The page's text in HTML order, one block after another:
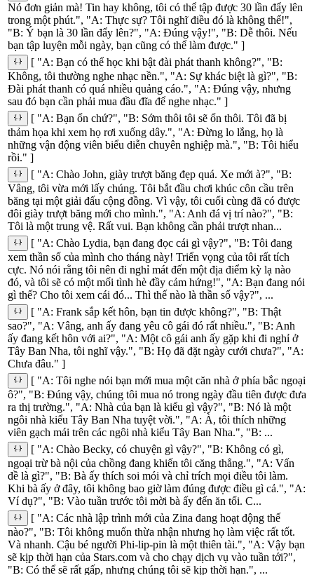
Nó đơn giản mà! Tin hay không, tôi có thể tập được 30 lần đẩy lên
trong một phút.", "A: Thực sự? Tôi nghĩ điều đó là không thể!",
"B: Ý bạn là 30 lần đẩy lên?", "A: Đúng vậy!", "B: Dễ thôi. Nếu
bạn tập luyện mỗi ngày, bạn cũng có thể làm được." ]
[ "A: Bạn có thể học khi bật đài phát thanh không?", "B:
Không, tôi thường nghe nhạc nền.", "A: Sự khác biệt là gì?", "B:
Đài phát thanh có quá nhiều quảng cáo.", "A: Đúng vậy, nhưng
sau đó bạn cần phải mua đầu đĩa để nghe nhạc." ]
[ "A: Bạn ổn chứ?", "B: Sớm thôi tôi sẽ ổn thôi. Tôi đã bị
thảm họa khi xem họ rơi xuống dây.", "A: Đừng lo lắng, họ là
những vận động viên biểu diễn chuyên nghiệp mà.", "B: Tôi hiểu
rồi." ]
[ "A: Chào John, giày trượt băng đẹp quá. Xe mới à?", "B:
Vâng, tôi vừa mới lấy chúng. Tôi bắt đầu chơi khúc côn cầu trên
băng tại một giải đấu cộng đồng. Vì vậy, tôi cuối cùng đã có được
đôi giày trượt băng mới cho mình.", "A: Anh đá vị trí nào?", "B:
Tôi là một trung vệ. Rất vui. Bạn không cần phải trượt nhan...
[ "A: Chào Lydia, bạn đang đọc cái gì vậy?", "B: Tôi đang
xem thần số của mình cho tháng này! Triển vọng của tôi rất tích
cực. Nó nói rằng tôi nên đi nghỉ mát đến một địa điểm kỳ lạ nào
đó, và tôi sẽ có một mối tình hè đầy cảm hứng!", "A: Bạn đang nói
gì thế? Cho tôi xem cái đó... Thì thế nào là thần số vậy?", ...
[ "A: Frank sắp kết hôn, bạn tin được không?", "B: Thật
sao?", "A: Vâng, anh ấy đang yêu cô gái đó rất nhiều.", "B: Anh
ấy đang kết hôn với ai?", "A: Một cô gái anh ấy gặp khi đi nghỉ ở
Tây Ban Nha, tôi nghĩ vậy.", "B: Họ đã đặt ngày cưới chưa?", "A:
Chưa đâu." ]
[ "A: Tôi nghe nói bạn mới mua một căn nhà ở phía bắc ngoại
ô?", "B: Đúng vậy, chúng tôi mua nó trong ngày đầu tiên được đưa
ra thị trường.", "A: Nhà của bạn là kiểu gì vậy?", "B: Nó là một
ngôi nhà kiểu Tây Ban Nha tuyệt vời.", "A: À, tôi thích những
viên gạch mái trên các ngôi nhà kiểu Tây Ban Nha.", "B: ...
[ "A: Chào Becky, có chuyện gì vậy?", "B: Không có gì,
ngoại trừ bà nội của chồng đang khiến tôi căng thẳng.", "A: Vấn
đề là gì?", "B: Bà ấy thích soi mói và chỉ trích mọi điều tôi làm.
Khi bà ấy ở đây, tôi không bao giờ làm đúng được điều gì cả.", "A:
Ví dụ?", "B: Vào tuần trước tôi mời bà ấy đến ăn tối. C...
[ "A: Các nhà lập trình mới của Zina đang hoạt động thế
nào?", "B: Tôi không muốn thừa nhận nhưng họ làm việc rất tốt.
Và nhanh. Cậu bé người Phi-lip-pin là một thiên tài.", "A: Vậy bạn
sẽ kịp thời hạn của Stars.com và cho chạy dịch vụ vào tuần tới?",
"B: Có thể sẽ rất gấp, nhưng chúng tôi sẽ kịp thời hạn.", ...